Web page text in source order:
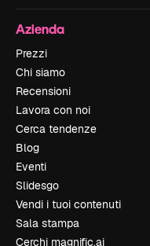
Azienda
Prezzi
Chi siamo
Recensioni
Lavora con noi
Cerca tendenze
Blog
Eventi
Slidesgo
Vendi i tuoi contenuti
Sala stampa
Cerchi magnific.ai